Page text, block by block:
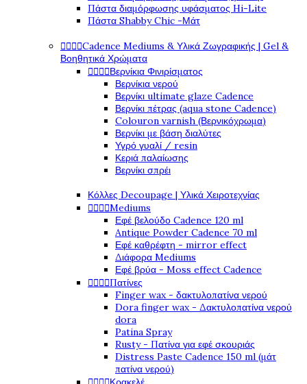
Πάστα διαμόρφωσης υφάσματος Hi-Lite
Πάστα Shabby Chic -Μάτ
Cadence Mediums & Υλικά Ζωγραφικής | Gel &
Βοηθητικά Χρώματα
Βερνίκια Φινιρίσματος
Βερνίκια νερού
Βερνίκι ultimate glaze Cadence
Βερνίκι πέτρας (aqua stone Cadence)
Colouron varnish (Βερνικόχρωμα)
Βερνίκι με βάση διαλύτες
Υγρό γυαλί / resin
Κεριά παλαίωσης
Βερνίκι σπρέι
Κόλλες Decoupage | Υλικά Χειροτεχνίας
Mediums
Εφέ βελούδο Cadence 120 ml
Antique Powder Cadence 70 ml
Εφέ καθρέφτη - mirror effect
Διάφορα Mediums
Εφέ βρύα - Moss effect Cadence
Πατίνες
Finger wax - δακτυλοπατίνα νερού
Dora finger wax - Δακτυλοπατίνα νερού
dora
Patina Spray
Rusty - Πατίνα για εφέ σκουριάς
Distress Paste Cadence 150 ml (μάτ
πατίνα νερού)